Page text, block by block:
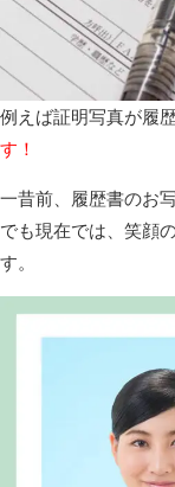
例えば証明写真が履
す！
一昔前、履歴書のお
でも現在では、笑顔
す。